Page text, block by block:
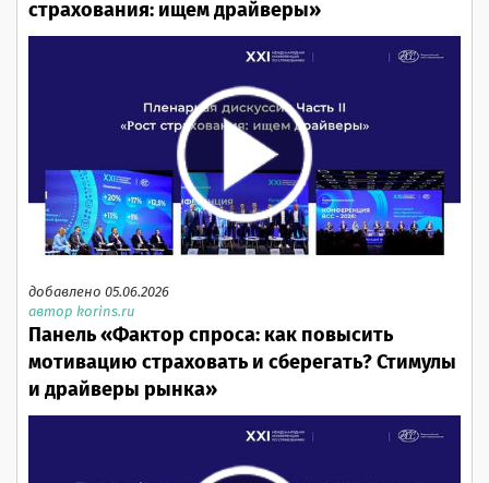
страхования: ищем драйверы»
добавлено 05.06.2026
автор korins.ru
Панель «Фактор спроса: как повысить
мотивацию страховать и сберегать? Стимулы
и драйверы рынка»